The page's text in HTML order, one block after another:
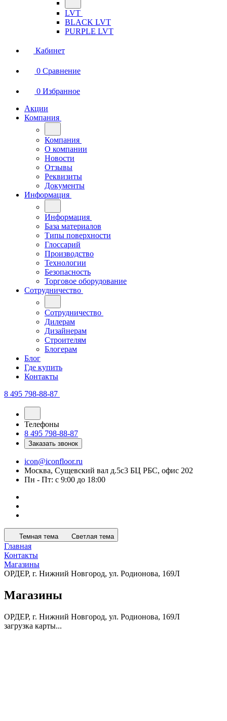
LVT
BLACK LVT
PURPLE LVT
Кабинет
0 Сравнение
0 Избранное
Акции
Компания
Компания
О компании
Новости
Отзывы
Реквизиты
Документы
Информация
Информация
База материалов
Типы поверхности
Глоссарий
Производство
Технологии
Безопасность
Торговое оборудование
Сотрудничество
Сотрудничество
Дилерам
Дизайнерам
Строителям
Блогерам
Блог
Где купить
Контакты
8 495 798-88-87
Телефоны
8 495 798-88-87
Заказать звонок
icon@iconfloor.ru
Москва, Сущевский вал д.5с3 БЦ РБС, офис 202
Пн - Пт: с 9:00 до 18:00
Темная тема Светлая тема
Главная
Контакты
Магазины
ОРДЕР, г. Нижний Новгород, ул. Родионова, 169Л
Магазины
ОРДЕР, г. Нижний Новгород, ул. Родионова, 169Л
загрузка карты...